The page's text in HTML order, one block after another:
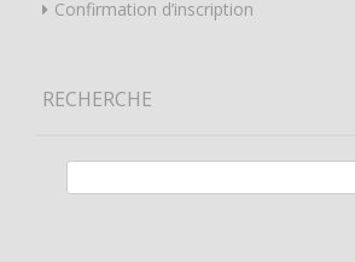
Confirmation d’inscription
RECHERCHE